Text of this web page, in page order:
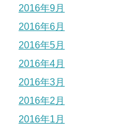
2016年9月
2016年6月
2016年5月
2016年4月
2016年3月
2016年2月
2016年1月